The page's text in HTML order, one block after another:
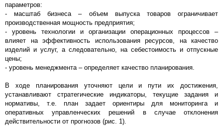
параметров:
- масштаб бизнеса – объем выпуска товаров ограничивает
производственная мощность предприятия;
- уровень технологии и организации операционных процессов –
влияет на эффективность использования ресурсов, на качество
изделий и услуг, а следовательно, на себестоимость и отпускные
цены;
- уровень менеджмента – определяет качество планирования.
В ходе планирования уточняют цели и пути их достижения,
устанавливают стратегические индикаторы, текущие задания и
нормативы, т.е. план задает ориентиры для мониторинга и
оперативных управленческих решений в случае отклонения
действительности от прогнозов (рис. 1).